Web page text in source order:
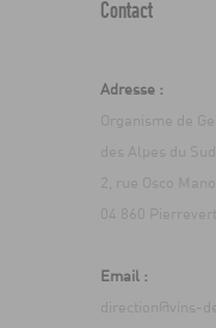
Contact
Adresse :
Organisme de
des Alpes du Sud
2, rue Osco
04 860 Pierrevert
Email :
direction@vins-